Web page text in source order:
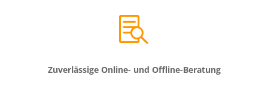

Zuverlässige Online- und Offline-Beratung